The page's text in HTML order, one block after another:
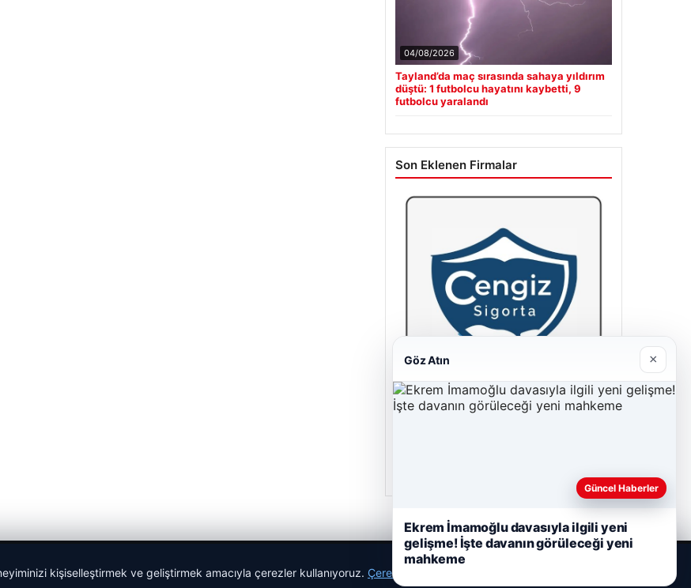
04/08/2026
Tayland’da maç sırasında sahaya yıldırım
düştü: 1 futbolcu hayatını kaybetti, 9
futbolcu yaralandı
Son Eklenen Firmalar
kişiselleştirmek ve geliştirmek amacıyla çerezler kullanıyoruz. Çerez Politikamız
Göz Atın ×
Güncel Haberler
Ekrem İmamoğlu davasıyla ilgili yeni
gelişme! İşte davanın görüleceği yeni
mahkeme